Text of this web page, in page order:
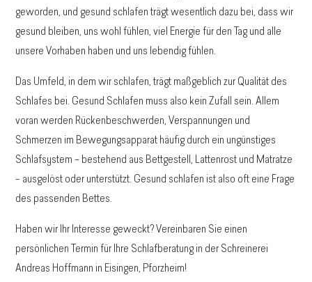
geworden, und gesund schlafen trägt wesentlich dazu bei, dass wir
gesund bleiben, uns wohl fühlen, viel Energie für den Tag und alle
unsere Vorhaben haben und uns lebendig fühlen.
Das Umfeld, in dem wir schlafen, trägt maßgeblich zur Qualität des
Schlafes bei. Gesund Schlafen muss also kein Zufall sein. Allem
voran werden Rückenbeschwerden, Verspannungen und
Schmerzen im Bewegungsapparat häufig durch ein ungünstiges
Schlafsystem – bestehend aus Bettgestell, Lattenrost und Matratze
– ausgelöst oder unterstützt. Gesund schlafen ist also oft eine Frage
des passenden Bettes.
Haben wir Ihr Interesse geweckt? Vereinbaren Sie einen
persönlichen Termin für Ihre Schlafberatung in der Schreinerei
Andreas Hoffmann in Eisingen, Pforzheim!